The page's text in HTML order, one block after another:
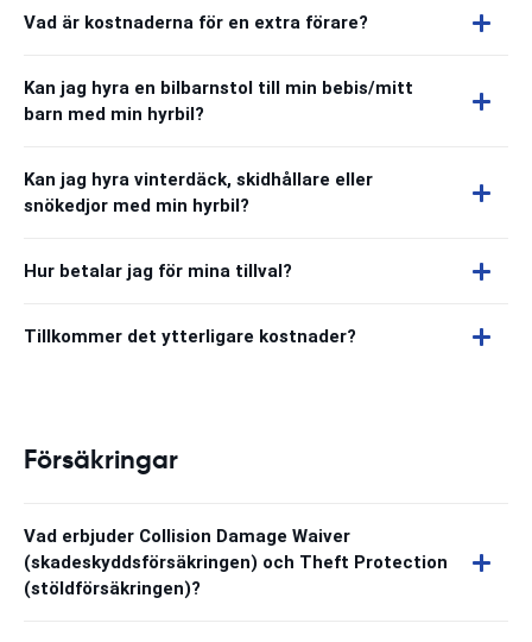
Vad är kostnaderna för en extra förare?
Kan jag hyra en bilbarnstol till min bebis/mitt
barn med min hyrbil?
Kan jag hyra vinterdäck, skidhållare eller
snökedjor med min hyrbil?
Hur betalar jag för mina tillval?
Tillkommer det ytterligare kostnader?
Försäkringar
Vad erbjuder Collision Damage Waiver
(skadeskyddsförsäkringen) och Theft Protection
(stöldförsäkringen)?